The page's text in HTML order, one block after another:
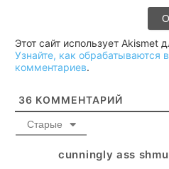
Этот сайт использует Akismet
Узнайте, как обрабатываются
комментариев.
36 КОММЕНТАРИЙ
Старые
cunningly ass